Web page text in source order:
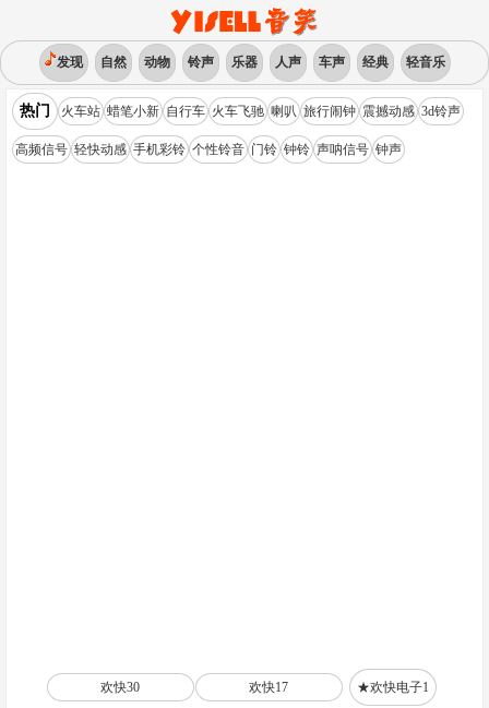
发现 自然 动物 铃声 乐器 人声 车声 经典 轻音乐
热门 火车站 蜡笔小新 自行车 火车飞驰 喇叭 旅行闹钟 震撼动感 3d铃声
高频信号 轻快动感 手机彩铃 个性铃音 门铃 钟铃 声呐信号 钟声
欢快30 欢快17 ★欢快电子1